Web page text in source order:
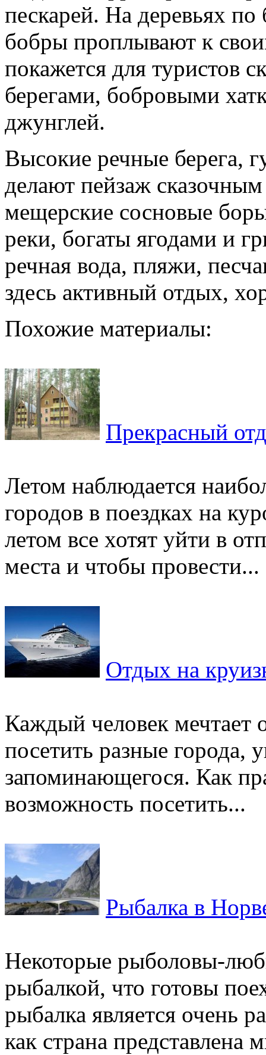
пескарей. На деревьях
бобры проплывают к
покажется для туристов
берегами, бобровыми
джунглей.
Высокие речные берега,
делают пейзаж
мещерские сосновые
реки, богаты ягодами и
речная вода, пляжи,
здесь активный отдых,
Похожие материалы:
Прекрасный
Летом наблюдается
городов в поездках на
летом все хотят уйти в
места и чтобы провести...
Отдых на
Каждый человек мечтает
посетить разные города,
запоминающегося. Как
возможность посетить...
Рыбалка в
Некоторые рыболовы-
рыбалкой, что готовы
рыбалка является очень
как страна представлена